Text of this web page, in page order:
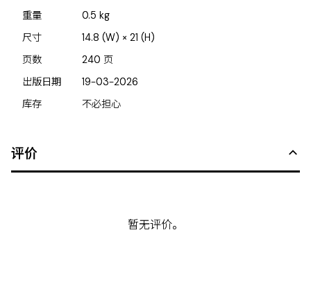
重量
0.5 kg
尺寸
14.8 (W) × 21 (H)
页数
240 页
出版日期
19-03-2026
库存
不必担心
评价
暂无评价。